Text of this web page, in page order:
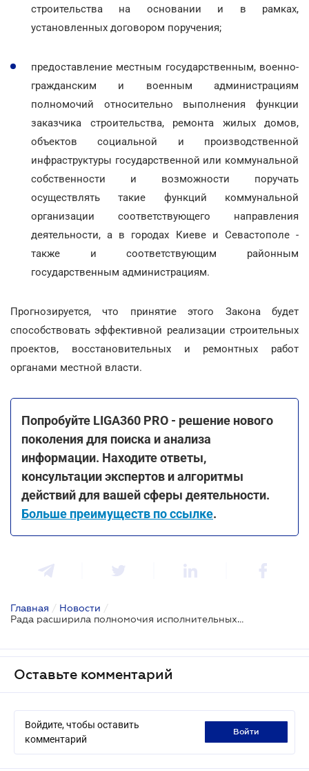
строительства на основании и в рамках,
установленных договором поручения;
предоставление местным государственным, военно-
гражданским и военным администрациям
полномочий относительно выполнения функции
заказчика строительства, ремонта жилых домов,
объектов социальной и производственной
инфраструктуры государственной или коммунальной
собственности и возможности поручать
осуществлять такие функций коммунальной
организации соответствующего направления
деятельности, а в городах Киеве и Севастополе -
также и соответствующим районным
государственным администрациям.
Прогнозируется, что принятие этого Закона будет
способствовать эффективной реализации строительных
проектов, восстановительных и ремонтных работ
органами местной власти.
Попробуйте LIGA360 PRO - решение нового
поколения для поиска и анализа
информации. Находите ответы,
консультации экспертов и алгоритмы
действий для вашей сферы деятельности.
Больше преимуществ по ссылке.
Главная / Новости /
Рада расширила полномочия исполнительных комитетов в сфере строительства
Оставьте комментарий
Войдите, чтобы оставить
комментарий
войти